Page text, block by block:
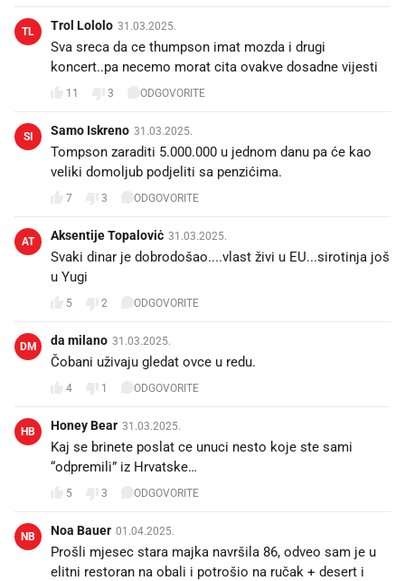
TL Trol Lololo 31.03.2025.
Sva sreca da ce thumpson imat mozda i drugi
koncert..pa necemo morat cita ovakve dosadne vijesti
11 3 ODGOVORITE
SI Samo Iskreno 31.03.2025.
Tompson zaraditi 5.000.000 u jednom danu pa će kao
veliki domoljub podjeliti sa penzićima.
7 3 ODGOVORITE
AT Aksentije Topaloviċ 31.03.2025.
Svaki dinar je dobrodošao....vlast živi u EU...sirotinja još
u Yugi
5 2 ODGOVORITE
DM da milano 31.03.2025.
Čobani uživaju gledat ovce u redu.
4 1 ODGOVORITE
HB Honey Bear 31.03.2025.
Kaj se brinete poslat ce unuci nesto koje ste sami
“odpremili” iz Hrvatske…
5 3 ODGOVORITE
NB Noa Bauer 01.04.2025.
Prošli mjesec stara majka navršila 86, odveo sam je u
elitni restoran na obali i potrošio na ručak + desert i